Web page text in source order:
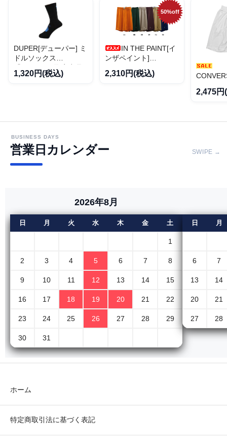
DUPER[デューパー] ミ
ドルソックス
「DUPER」[取寄商品]
【K-754】
1,320円(税込)
50%off
IN THE PAINT[イ
ンザペイント]
Expansion Baggy
Shorts
2,310円(税込)
ールドシ
き]
2,475円
BUSINESS DAYS
営業日カレンダー SWIPE →
2026年8月
日 月 火 水 木 金 土
1
2 3 4 5 6 7 8
9 10 11 12 13 14 15
16 17 18 19 20 21 22
23 24 25 26 27 28 29
30 31
日 月
6 7
13 14
20 21
27 28
ホーム
特定商取引法に基づく表記